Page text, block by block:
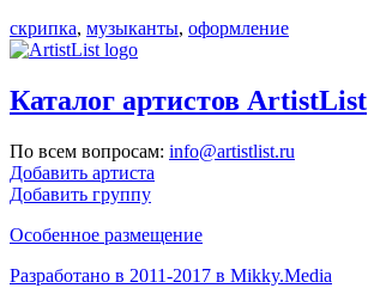
скрипка, музыканты, оформление
Каталог артистов ArtistList
По всем вопросам: info@artistlist.ru
Добавить артиста
Добавить группу
Особенное размещение
Разработано в 2011-2017 в Mikky.Media